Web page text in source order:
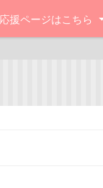
応援ページはこちら